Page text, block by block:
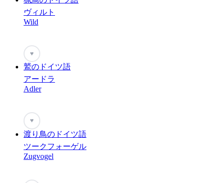
ヴィルト
Wild
♥
鷲のドイツ語
アードラ
Adler
♥
渡り鳥のドイツ語
ツークフォーゲル
Zugvogel